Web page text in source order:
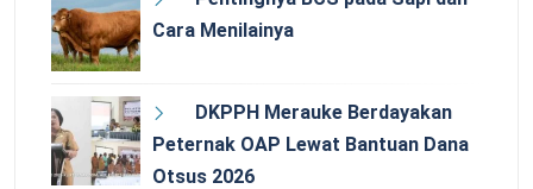
Cara Menilainya
DKPPH Merauke Berdayakan
Peternak OAP Lewat Bantuan Dana
Otsus 2026